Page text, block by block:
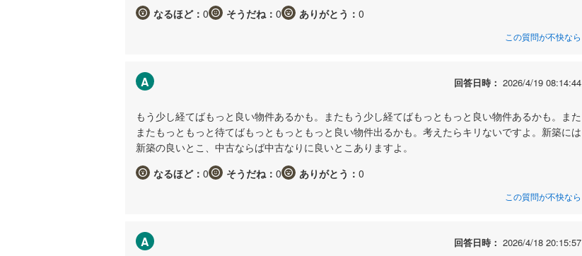
なるほど： 0 そうだね： 0 ありがとう： 0
この質問が不快なら
A 回答日時： 2026/4/19 08:14:44
もう少し経てばもっと良い物件あるかも。またもう少し経てばもっともっと良い物件あるかも。また
またもっともっと待てばもっともっともっと良い物件出るかも。考えたらキリないですよ。新築には
新築の良いとこ、中古ならば中古なりに良いとこありますよ。
なるほど： 0 そうだね： 0 ありがとう： 0
この質問が不快なら
A 回答日時： 2026/4/18 20:15:57